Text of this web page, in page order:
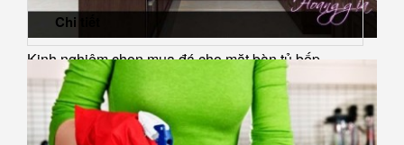
Kinh nghiệm chọn mua đá cho mặt bàn tủ bếp
Chi tiết